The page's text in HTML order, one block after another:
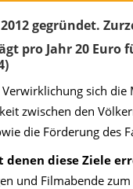
gegründet.
pro Jahr 20 Euro
sich die
zwischen den
die Förderung des
diese Ziele
und Filmabende